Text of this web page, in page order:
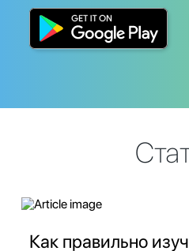
Как правильно